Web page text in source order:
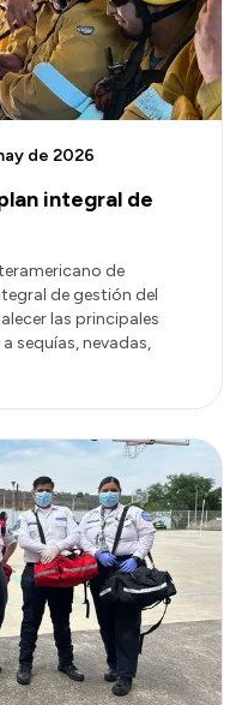
integral de
de 2026
de
de gestión del
las principales
sequías, nevadas,